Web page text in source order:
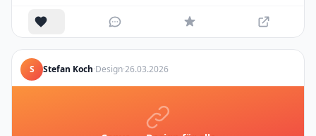
S Stefan Koch·Design·26.03.2026